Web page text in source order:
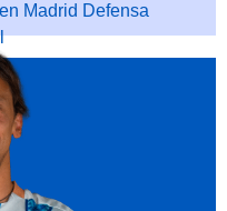
Madrid Defensa